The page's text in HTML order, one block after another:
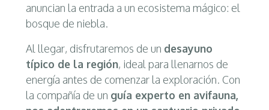
anuncian la entrada a un ecosistema mágico: el
bosque de niebla.
Al llegar, disfrutaremos de un desayuno
típico de la región, ideal para llenarnos de
energía antes de comenzar la exploración. Con
la compañía de un guía experto en avifauna,